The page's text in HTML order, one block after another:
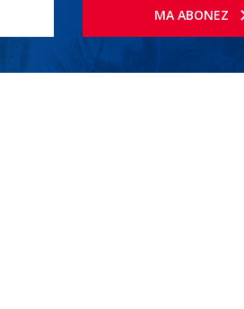
MA ABONEZ